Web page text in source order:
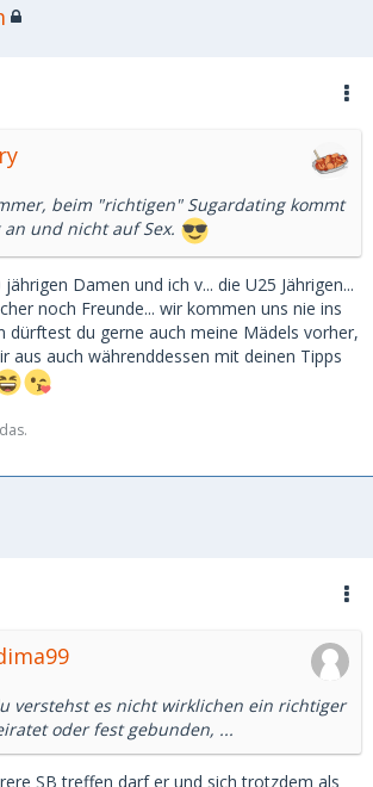
beim "richtigen" Sugardating kommt
und nicht auf Sex.
Damen und ich v... die U25 Jährigen...
noch Freunde... wir kommen uns nie ins
dürftest du gerne auch meine Mädels vorher,
aus auch währenddessen mit deinen Tipps
verstehst es nicht wirklichen ein richtiger
oder fest gebunden, ...
SB treffen darf er und sich trotzdem als